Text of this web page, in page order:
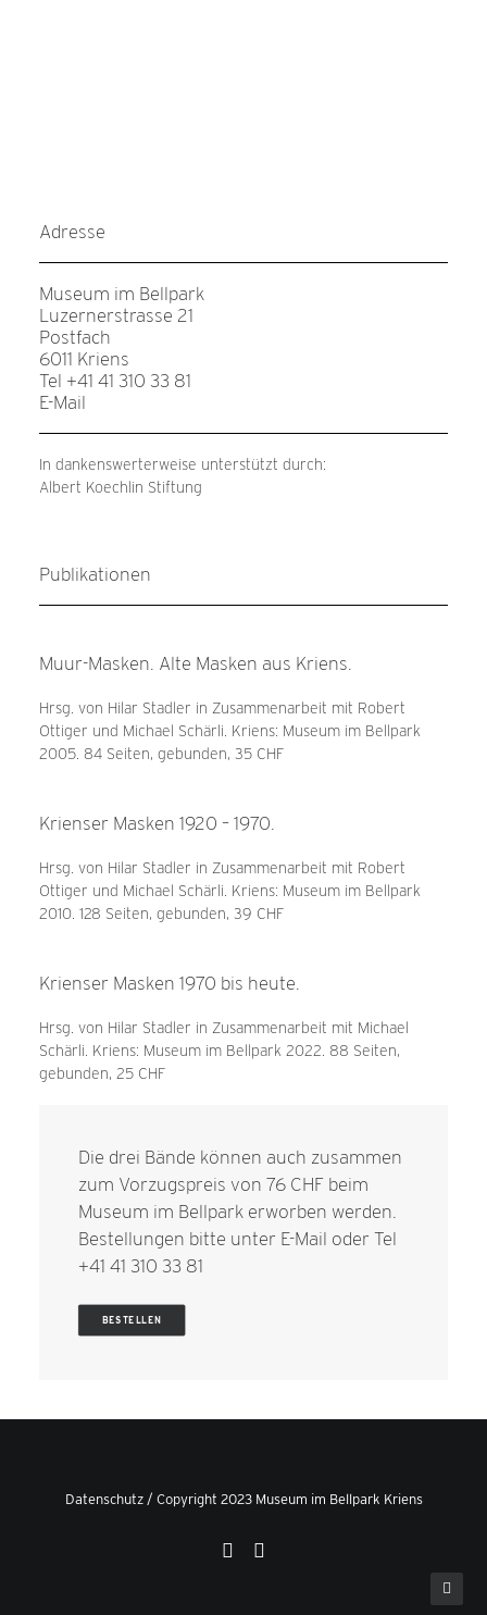
Adresse
Museum im Bellpark
Luzernerstrasse 21
Postfach
6011 Kriens
Tel +41 41 310 33 81
E-Mail
In dankenswerterweise unterstützt durch:
Albert Koechlin Stiftung
Publikationen
Muur-Masken. Alte Masken aus Kriens.
Hrsg. von Hilar Stadler in Zusammenarbeit mit Robert
Ottiger und Michael Schärli. Kriens: Museum im Bellpark
2005. 84 Seiten, gebunden, 35 CHF
Krienser Masken 1920 – 1970.
Hrsg. von Hilar Stadler in Zusammenarbeit mit Robert
Ottiger und Michael Schärli. Kriens: Museum im Bellpark
2010. 128 Seiten, gebunden, 39 CHF
Krienser Masken 1970 bis heute.
Hrsg. von Hilar Stadler in Zusammenarbeit mit Michael
Schärli. Kriens: Museum im Bellpark 2022. 88 Seiten,
gebunden, 25 CHF
Die drei Bände können auch zusammen
zum Vorzugspreis von 76 CHF beim
Museum im Bellpark erworben werden.
Bestellungen bitte unter E-Mail oder Tel
+41 41 310 33 81
BESTELLEN
Datenschutz/ Copyright 2023 Museum im Bellpark Kriens